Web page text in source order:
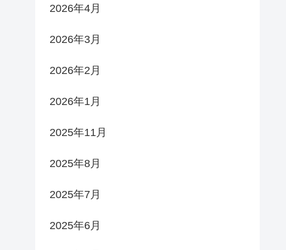
2026年4月
2026年3月
2026年2月
2026年1月
2025年11月
2025年8月
2025年7月
2025年6月